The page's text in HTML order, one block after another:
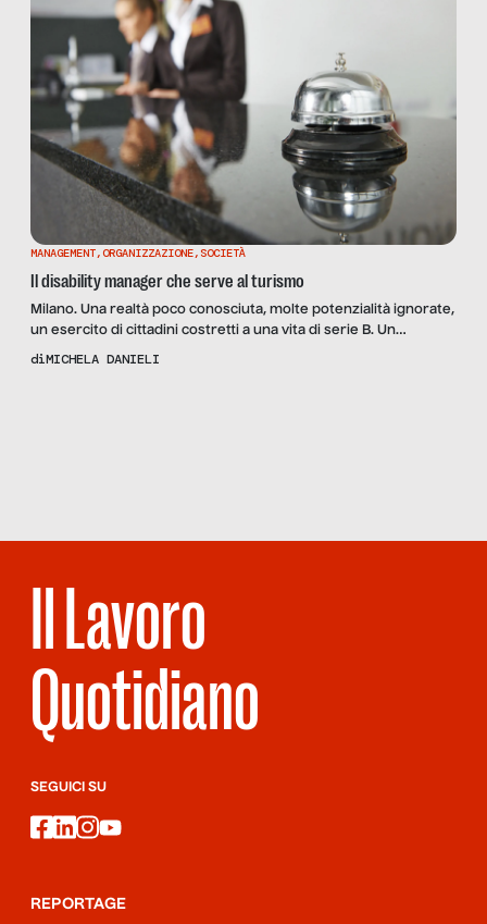
MANAGEMENT,ORGANIZZAZIONE, SOCIETÀ
Il disability manager che serve al turismo
Milano. Una realtà poco conosciuta, molte potenzialità ignorate,
un esercito di cittadini costretti a una vita di serie B. Un
business perduto. Sono i tratti più marcati del panorama
diMICHELA DANIELI
Il Lavoro
Quotidiano
SEGUICI SU
facebook
linkedin
instagram
youtube
REPORTAGE